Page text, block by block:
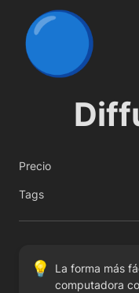
🔵
Precio
Tags
💡
La forma más
computadora